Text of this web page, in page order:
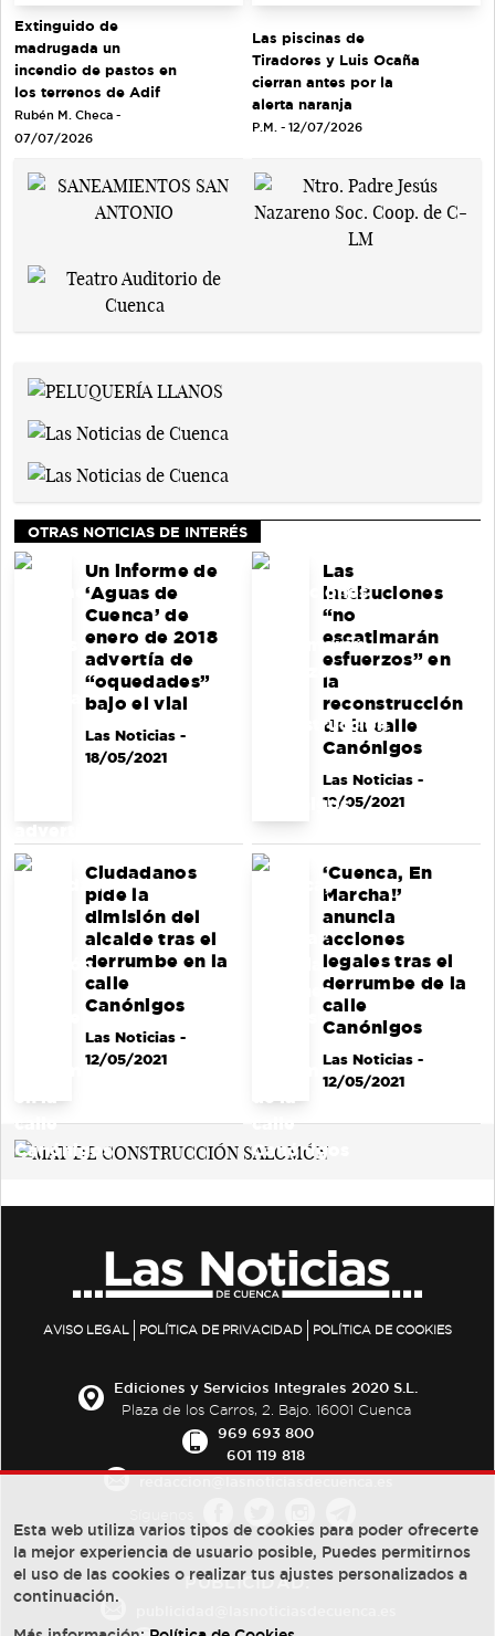
Extinguido de
madrugada un
incendio de pastos en
los terrenos de Adif
Rubén M. Checa -
07/07/2026
Las piscinas de
Tiradores y Luis Ocaña
cierran antes por la
alerta naranja
P.M. - 12/07/2026
OTRAS NOTICIAS DE INTERÉS
Un informe de
‘Aguas de
Cuenca’ de
enero de 2018
advertía de
“oquedades”
bajo el vial
Las Noticias-
18/05/2021
Las
instituciones
“no
escatimarán
esfuerzos” en
la
reconstrucción
de la calle
Canónigos
Las Noticias-
12/05/2021
Ciudadanos
pide la
dimisión del
alcalde tras el
derrumbe en la
calle
Canónigos
Las Noticias-
12/05/2021
‘Cuenca, En
Marcha!’
anuncia
acciones
legales tras el
derrumbe de la
calle
Canónigos
Las Noticias-
12/05/2021
AVISO LEGAL POLÍTICA DE PRIVACIDAD POLÍTICA DE COOKIES
Ediciones y Servicios Integrales 2020 S.L.
Plaza de los Carros, 2. Bajo. 16001 Cuenca
969 693 800
601 119 818
PUBLICIDAD:
Esta web utiliza varios tipos de cookies para poder ofrecerte
la mejor experiencia de usuario posible, Puedes permitirnos
el uso de las cookies o realizar tus ajustes personalizados a
continuación.